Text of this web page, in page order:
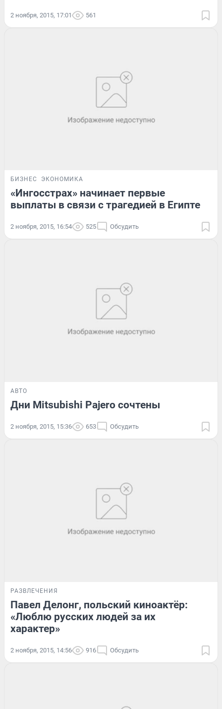
2 ноября, 2015, 17:01 561
БИЗНЕС ЭКОНОМИКА
«Ингосстрах» начинает первые
выплаты в связи с трагедией в Египте
2 ноября, 2015, 16:54 525 Обсудить
АВТО
Дни Mitsubishi Pajero сочтены
2 ноября, 2015, 15:36 653 Обсудить
РАЗВЛЕЧЕНИЯ
Павел Делонг, польский киноактёр:
«Люблю русских людей за их
характер»
2 ноября, 2015, 14:56 916 Обсудить